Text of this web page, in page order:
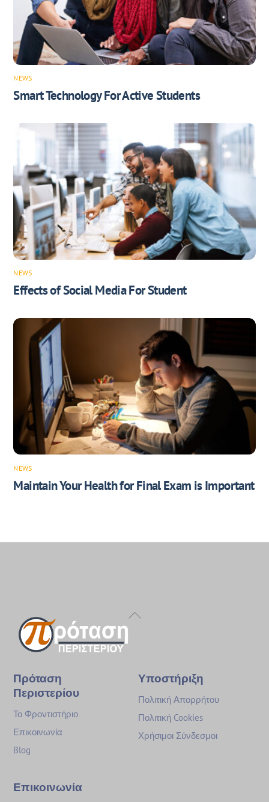
NEWS
Smart Technology For Active Students
NEWS
Effects of Social Media For Student
NEWS
Maintain Your Health for Final Exam is Important
Back
Πρόταση
Περιστερίου
Το Φροντιστήριο
Επικοινωνία
Blog
Υποστήριξη
Πολιτική Απορρήτου
Πολιτική Cookies
Χρήσιμοι Σύνδεσμοι
Επικοινωνία